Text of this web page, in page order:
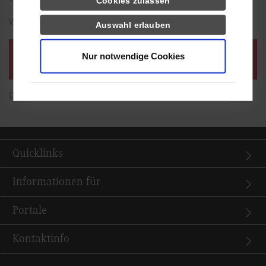
Auswahl erlauben
Nur notwendige Cookies
Wir freuen uns auf Ihre Teilnahme!
Anmeldung: Afterwork-Besuch | Erbe Elektromedizin
Die Anmeldung ist bis zum 19.11.2026 möglich.
Quicklinks
Informationen für
Portale
Kontaktinfo